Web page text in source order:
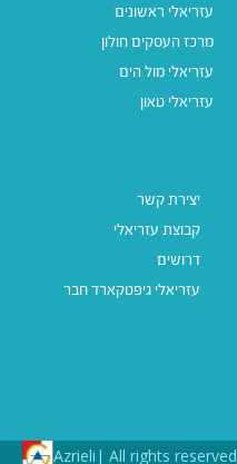
עזריאלי ראשונים
מרכז העסקים חולון
עזריאלי מול הים
עזריאלי טאון
יצירת קשר
קבוצת עזריאלי
דרושים
עזריאלי גיפטקארד חבר‎
All rights reserved |
Azrieli